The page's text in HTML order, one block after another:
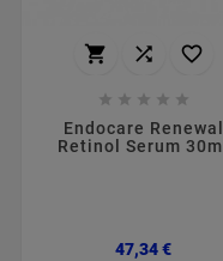
  
    
Endocare Renewal
Retinol Serum 30ml
47,34 €Preço